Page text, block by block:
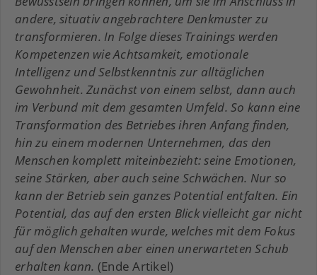
andere, situativ angebrachtere Denkmuster zu
transformieren. In Folge dieses Trainings werden
Kompetenzen wie Achtsamkeit, emotionale
Intelligenz und Selbstkenntnis zur alltäglichen
Gewohnheit. Zunächst von einem selbst, dann auch
im Verbund mit dem gesamten Umfeld. So kann eine
Transformation des Betriebes ihren Anfang finden,
hin zu einem modernen Unternehmen, das den
Menschen komplett miteinbezieht: seine Emotionen,
seine Stärken, aber auch seine Schwächen. Nur so
kann der Betrieb sein ganzes Potential entfalten. Ein
Potential, das auf den ersten Blick vielleicht gar nicht
für möglich gehalten wurde, welches mit dem Fokus
auf den Menschen aber einen unerwarteten Schub
erhalten kann. (Ende Artikel)